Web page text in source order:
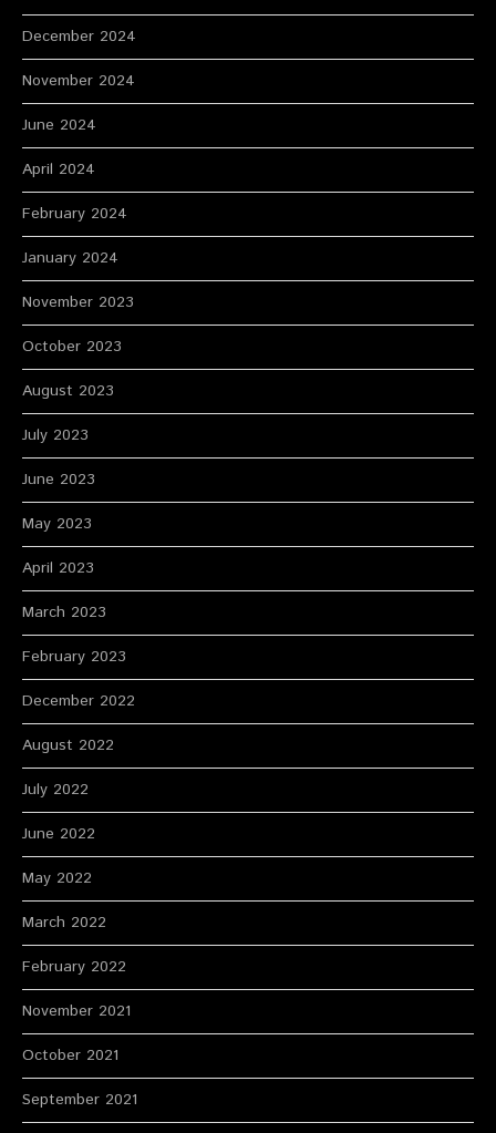
December 2024
November 2024
June 2024
April 2024
February 2024
January 2024
November 2023
October 2023
August 2023
July 2023
June 2023
May 2023
April 2023
March 2023
February 2023
December 2022
August 2022
July 2022
June 2022
May 2022
March 2022
February 2022
November 2021
October 2021
September 2021